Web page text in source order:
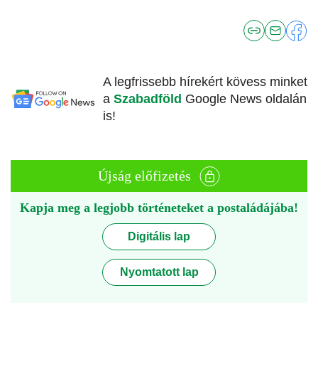
A legfrissebb hírekért kövess minket
a Szabadföld Google News oldalán
is!
Újság előfizetés
Kapja meg a legjobb történeteket a postaládájába!
Digitális lap
Nyomtatott lap